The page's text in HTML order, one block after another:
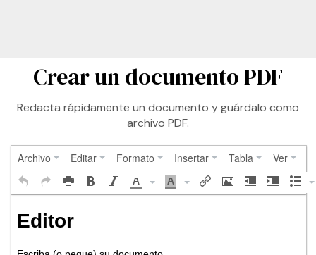
Crear un documento PDF
Redacta rápidamente un documento y guárdalo como
archivo PDF.
Archivo Editar Formato Insertar Tabla Ver